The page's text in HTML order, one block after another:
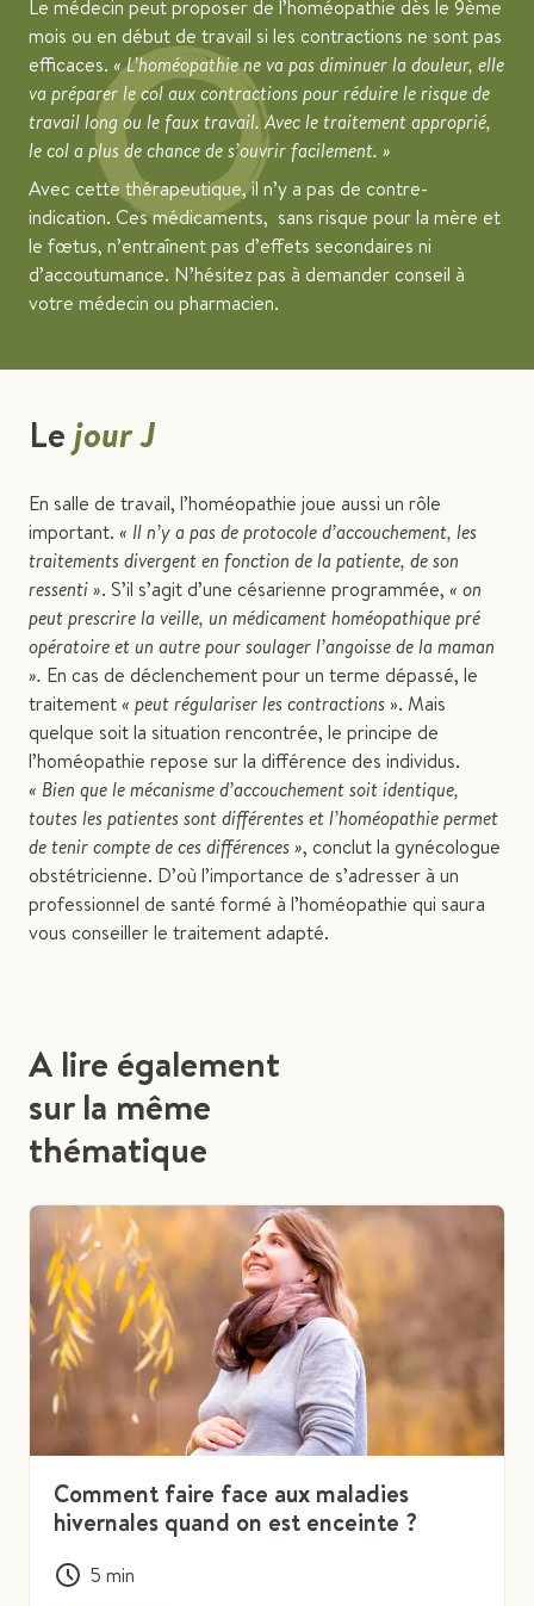
Le médecin peut proposer de l’homéopathie dès le 9ème
mois ou en début de travail si les contractions ne sont pas
efficaces. « L’homéopathie ne va pas diminuer la douleur, elle
va préparer le col aux contractions pour réduire le risque de
travail long ou le faux travail. Avec le traitement approprié,
le col a plus de chance de s’ouvrir facilement. »
Avec cette thérapeutique, il n’y a pas de contre-
indication. Ces médicaments, sans risque pour la mère et
le fœtus, n’entraînent pas d’effets secondaires ni
d’accoutumance. N’hésitez pas à demander conseil à
votre médecin ou pharmacien.
Lejour J
En salle de travail, l’homéopathie joue aussi un rôle
important. « Il n’y a pas de protocole d’accouchement, les
traitements divergent en fonction de la patiente, de son
ressenti ». S’il s’agit d’une césarienne programmée, « on
peut prescrire la veille, un médicament homéopathique pré
opératoire et un autre pour soulager l’angoisse de la maman
». En cas de déclenchement pour un terme dépassé, le
traitement« peut régulariser les contractions ». Mais
quelque soit la situation rencontrée, le principe de
l’homéopathie repose sur la différence des individus.
« Bien que le mécanisme d’accouchement soit identique,
toutes les patientes sont différentes et l’homéopathie permet
de tenir compte de ces différences », conclut la gynécologue
obstétricienne. D’où l’importance de s’adresser à un
professionnel de santé formé à l’homéopathie qui saura
vous conseiller le traitement adapté.
A lire également
sur la même
thématique
Comment faire face aux maladies
hivernales quand on est enceinte ?
5 min